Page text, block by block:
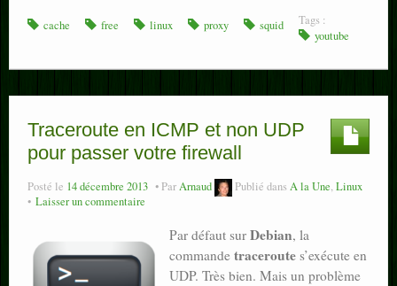
Tags :
cache free linux proxy squid
youtube
Traceroute en ICMP et non UDP
pour passer votre firewall
Posté le 14 décembre 2013 ParArnaud Publié dansA la Une,Linux
Laisser un commentaire
Par défaut sur Debian, la
commande traceroute s’exécute en
UDP. Très bien. Mais un problème